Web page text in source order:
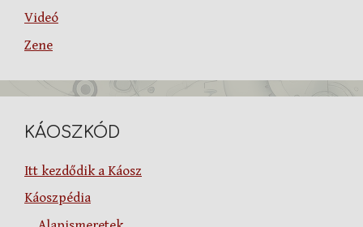
Videó
Zene
KÁOSZKÓD
Itt kezdődik a Káosz
Káoszpédia